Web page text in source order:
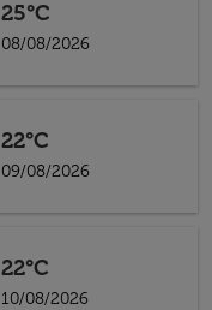
25°C
08/08/2026
22°C
09/08/2026
22°C
10/08/2026